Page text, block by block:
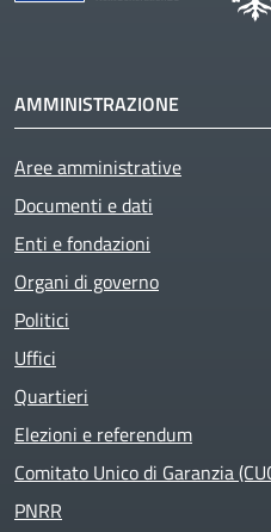
AMMINISTRAZIONE
Aree amministrative
Documenti e dati
Enti e fondazioni
Organi di governo
Politici
Uffici
Quartieri
Elezioni e referendum
Comitato Unico di Garanzia
PNRR